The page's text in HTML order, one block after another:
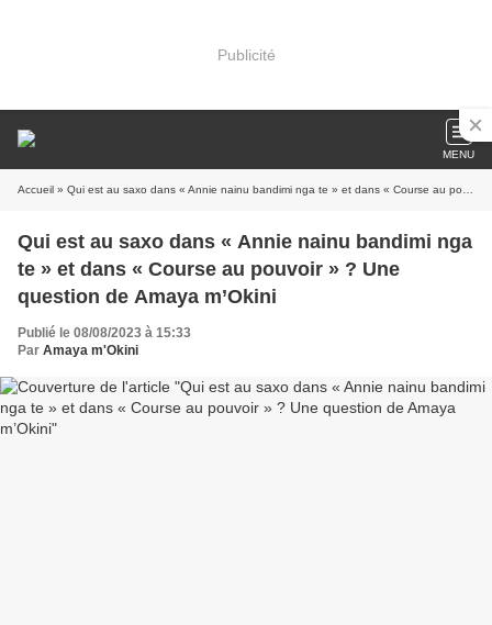
Publicité
MENU
Accueil » Qui est au saxo dans « Annie nainu bandimi nga te » et dans « Course au pouvoir » ? Une question de Amaya m’Okini
Qui est au saxo dans « Annie nainu bandimi nga
te » et dans « Course au pouvoir » ? Une
question de Amaya m’Okini
Publié le 08/08/2023 à 15:33
Par Amaya m'Okini